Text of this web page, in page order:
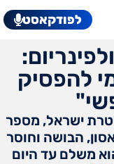
לפודקאסט
להפסיק
ישראל, מספר
הבושה וחוסר
משלם עד היום